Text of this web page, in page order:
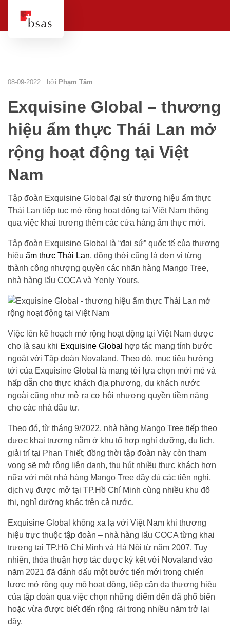
08-09-2022 . bởi Phạm Tâm
Exquisine Global – thương
hiệu ẩm thực Thái Lan mở
rộng hoạt động tại Việt
Nam
Tập đoàn Exquisine Global đại sứ thương hiệu ẩm thực
Thái Lan tiếp tục mở rộng hoạt động tại Việt Nam thông
qua việc khai trương thêm các cửa hàng ẩm thực mới.
Tập đoàn Exquisine Global là “đại sứ” quốc tế của thương
hiệu ẩm thực Thái Lan, đồng thời cũng là đơn vị từng
thành công nhượng quyền các nhãn hàng Mango Tree,
nhà hàng lẩu COCA và Yenly Yours.
Việc lên kế hoạch mở rộng hoạt động tại Việt Nam được
cho là sau khi Exquisine Global
hợp tác mang tính bước
ngoặt với Tập đoàn Novaland. Theo đó, mục tiêu hướng
tới của Exquisine Global là mang tới lựa chọn mới mẻ và
hấp dẫn cho thực khách địa phương, du khách nước
ngoài cũng như mở ra cơ hội nhượng quyền tiềm năng
cho các nhà đầu tư.
Theo đó, từ tháng 9/2022, nhà hàng Mango Tree tiếp theo
được khai trương nằm ở khu tổ hợp nghỉ dưỡng, du lịch,
giải trí tại Phan Thiết; đồng thời tập đoàn này còn tham
vọng sẽ mở rộng liên danh, thu hút nhiều thực khách hơn
nữa với một nhà hàng Mango Tree đầy đủ các tiện nghi,
dịch vụ được mở tại TP.Hồ Chí Minh cùng nhiều khu đô
thị, nghỉ dưỡng khác trên cả nước.
Exquisine Global không xa lạ với Việt Nam khi thương
hiệu trực thuộc tập đoàn – nhà hàng lẩu COCA từng khai
trương tại TP.Hồ Chí Minh và Hà Nội từ năm 2007. Tuy
nhiên, thỏa thuận hợp tác được ký kết với Novaland vào
năm 2021 đã đánh dấu một bước tiến mới trong chiến
lược mở rộng quy mô hoạt động, tiếp cận đa thương hiệu
của tập đoàn qua việc chọn những điểm đến đã phổ biến
hoặc vừa được biết đến rộng rãi trong nhiều năm trở lại
đây.